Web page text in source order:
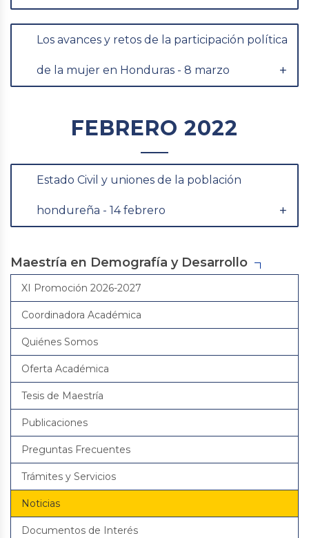
Los avances y retos de la participación política
de la mujer en Honduras - 8 marzo
FEBRERO 2022
Estado Civil y uniones de la población
hondureña - 14 febrero
Maestría en Demografía y Desarrollo
XI Promoción 2026-2027
Coordinadora Académica
Quiénes Somos
Oferta Académica
Tesis de Maestría
Publicaciones
Preguntas Frecuentes
Trámites y Servicios
Noticias
Documentos de Interés